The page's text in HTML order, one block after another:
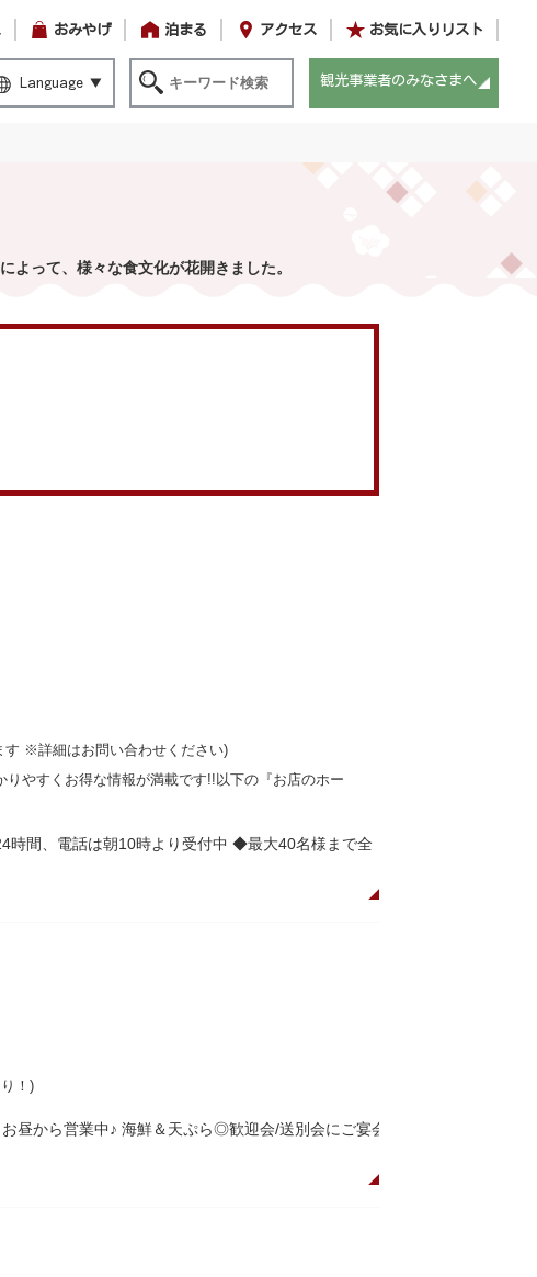
おみやげ 泊まる アクセス お気に入りリスト
Language 観光事業者のみなさまへ
って、様々な食文化が花開きました。
す ※詳細はお問い合わせください)
やすくお得な情報が満載です!!以下の『お店のホー
間、電話は朝10時より受付中 ◆最大40名様まで全
！)
から営業中♪ 海鮮＆天ぷら◎歓迎会/送別会にご宴会